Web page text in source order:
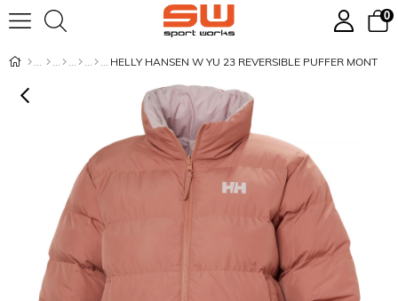
0
HELLY HANSEN W YU 23 REVERSIBLE PUFFER MONT